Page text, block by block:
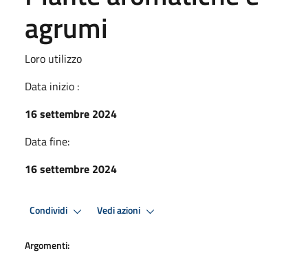
agrumi
Loro utilizzo
Data inizio :
16 settembre 2024
Data fine:
16 settembre 2024
Condividi Vedi azioni
Argomenti: